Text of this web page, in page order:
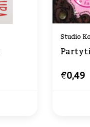
Studio
€0,49